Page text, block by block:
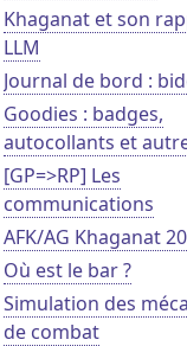
Khaganat et son
LLM
Journal de bord :
Goodies : badges,
autocollants et
[GP=>RP] Les
communications
AFK/AG Khaganat
Où est le bar ?
Simulation des
de combat